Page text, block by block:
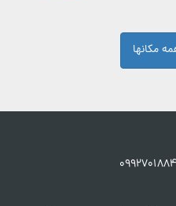
مکانها